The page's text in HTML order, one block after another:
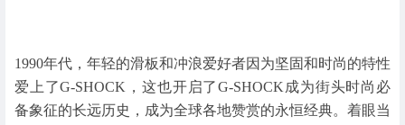
1990年代，年轻的滑板和冲浪爱好者因为坚固和时尚的特性
爱上了G-SHOCK，这也开启了G-SHOCK成为街头时尚必
备象征的长远历史，成为全球各地赞赏的永恒经典。着眼当